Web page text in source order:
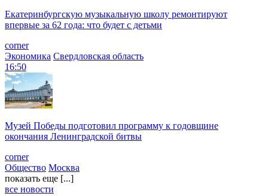
Екатеринбургскую музыкальную школу ремонтируют
впервые за 62 года: что будет с детьми
corner
Экономика Свердловская область
16:50
Музей Победы подготовил программу к годовщине
окончания Ленинградской битвы
corner
Общество Москва
показать еще [...]
все новости